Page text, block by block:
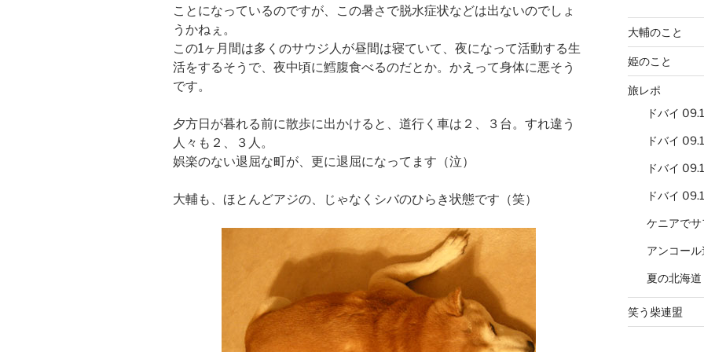
ことになっているのですが、この暑さで脱水症状などは出ないのでしょ
うかねぇ。
この1ヶ月間は多くのサウジ人が昼間は寝ていて、夜になって活動する生
活をするそうで、夜中頃に鱈腹食べるのだとか。かえって身体に悪そう
です。
夕方日が暮れる前に散歩に出かけると、道行く車は２、３台。すれ違う
人々も２、３人。
娯楽のない退屈な町が、更に退屈になってます（泣）
大輔も、ほとんどアジの、じゃなくシバのひらき状態です（笑）
大輔のこと
姫のこと
旅レポ
ドバイ
ドバイ
ドバイ
ドバイ
ケニアで
アンコー
夏の北海道
笑う柴連盟